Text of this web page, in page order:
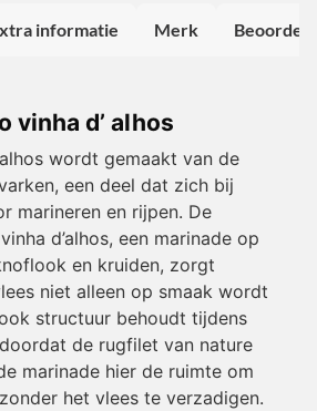
informatie Merk
vinha d’ alhos
wordt gemaakt van de
een deel dat zich bij
marineren en rijpen. De
d’alhos, een marinade op
en kruiden, zorgt
niet alleen op smaak wordt
structuur behoudt tijdens
de rugfilet van nature
marinade hier de ruimte om
het vlees te verzadigen.